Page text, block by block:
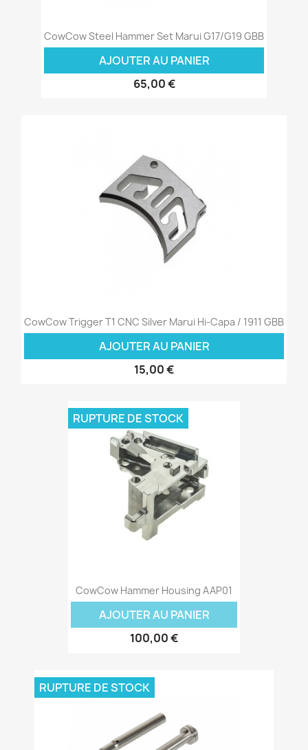
CowCow Steel Hammer Set Marui G17/G19 GBB
AJOUTER AU PANIER
65,00 €
CowCow Trigger T1 CNC Silver Marui Hi-Capa / 1911 GBB
AJOUTER AU PANIER
15,00 €
CowCow Hammer Housing AAP01
AJOUTER AU PANIER
100,00 €
RUPTURE DE STOCK
RUPTURE DE STOCK